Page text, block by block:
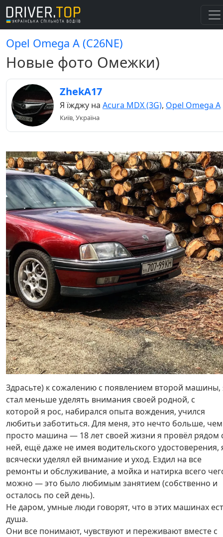
Opel Omega A (C26NE)
Новые фото Омежки)
ZhekA17
Я їжджу на Acura MDX (3G), Opel Omega A
Київ, Україна
Здрасьте) к сожалению с появлением второй машины,
стал меньше уделять внимания своей родной, с
которой я рос, набирался опыта вождения, учился
любитьи заботиться. Для меня, это нечто больше, чем
просто машина — 18 лет своей жизни я провёл рядом
ней, ещё даже не имея водительского удостоверения,
всячески уделял ей внимание и уход. Ездил на все
ремонты и обслуживание, а мойка и натирка всего
можно — это было любимым занятием (собственно и
осталось по сей день).
Не даром, умные люди говорят, что в этих машинах
душа.
Они все понимают, чувствуют и переживают вместе с